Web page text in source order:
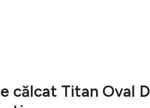
călcat Titan Oval D